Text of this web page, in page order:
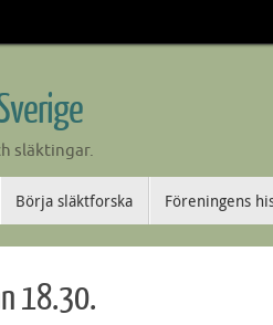
släktingar.
Börja släktforska Föreningens
18.30.